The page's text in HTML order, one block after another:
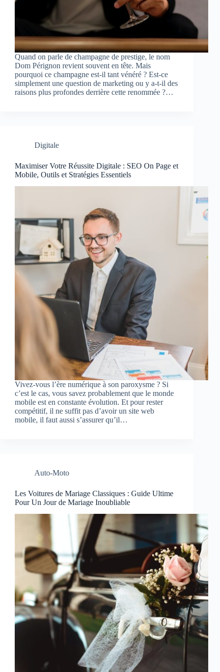
Quand on parle de champagne de prestige, le nom
Dom Pérignon revient souvent en tête. Mais
pourquoi ce champagne est-il tant vénéré ? Est-ce
simplement une question de marketing ou y a-t-il des
raisons plus profondes derrière cette renommée ?…
Digitale
Maximiser Votre Réussite Digitale : SEO On Page et
Mobile, Outils et Stratégies Essentiels
Vivez-vous l’ère numérique à son paroxysme ? Si
c’est le cas, vous savez probablement que le monde
mobile est en constante évolution. Et pour rester
compétitif, il ne suffit pas d’avoir un site web
mobile, il faut aussi s’assurer qu’il…
Auto-Moto
Les Voitures de Mariage Classiques : Guide Ultime
Pour Un Jour de Mariage Inoubliable